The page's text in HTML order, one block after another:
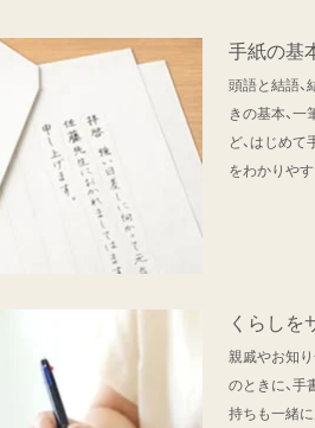
手紙の基
頭語と結語、
きの基本、一
ど、はじめ
をわかりやす
くらしを
親戚やお知
のときに、
持ちも一緒